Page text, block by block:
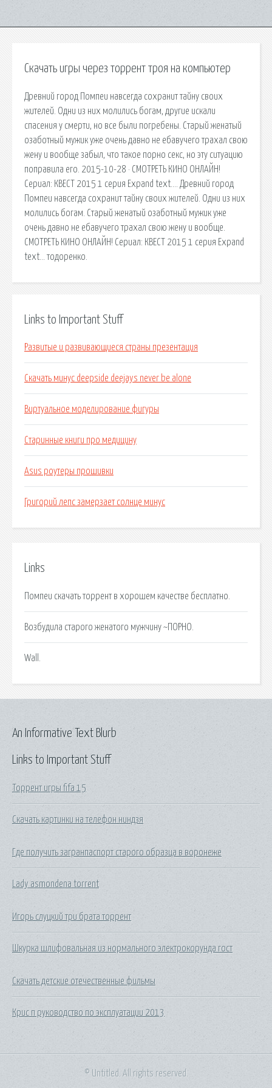
Скачать игры через торрент троя на компьютер
Древний город Помпеи навсегда сохранит тайну своих
жителей. Одни из них молились богам, другие искали
спасения у смерти, но все были погребены. Старый женатый
озаботный мужик уже очень давно не ебавучего трахал свою
жену и вообще забыл, что такое порно секс, но эту ситуацию
поправила его. 2015-10-28 · СМОТРЕТЬ КИНО ОНЛАЙН!
Сериал: КВЕСТ 2015 1 серия Expand text…. Древний город
Помпеи навсегда сохранит тайну своих жителей. Одни из них
молились богам. Старый женатый озаботный мужик уже
очень давно не ебавучего трахал свою жену и вообще.
СМОТРЕТЬ КИНО ОНЛАЙН! Сериал: КВЕСТ 2015 1 серия Expand
text… тодоренко.
Links to Important Stuff
Развитые и развивающиеся страны презентация
Скачать минус deepside deejays never be alone
Виртуальное моделирование фигуры
Старинные книги про медицину
Asus роутеры прошивки
Григорий лепс замерзает солнце минус
Links
Помпеи скачать торрент в хорошем качестве бесплатно.
Возбудила старого женатого мужчину ~ПОРНО.
Wall.
Links to Important Stuff
Торрент игры fifa 15
Скачать картинки на телефон ниндзя
Где получить загранпаспорт старого образца в воронеже
Lady asmondena torrent
Игорь слуцкий три брата торрент
Шкурка шлифовальная из нормального электрокорунда гост
Скачать детские отечественные фильмы
Крис п руководство по эксплуатации 2013
An Informative Text Blurb
© Untitled. All rights reserved.